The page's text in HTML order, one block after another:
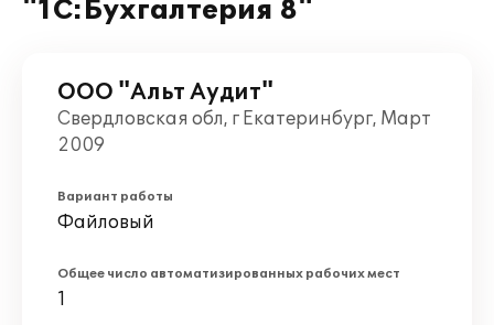
"1С:Бухгалтерия 8"
ООО "Альт Аудит"
Свердловская обл, г Екатеринбург, Март
2009
Вариант работы
Файловый
Общее число автоматизированных рабочих мест
1